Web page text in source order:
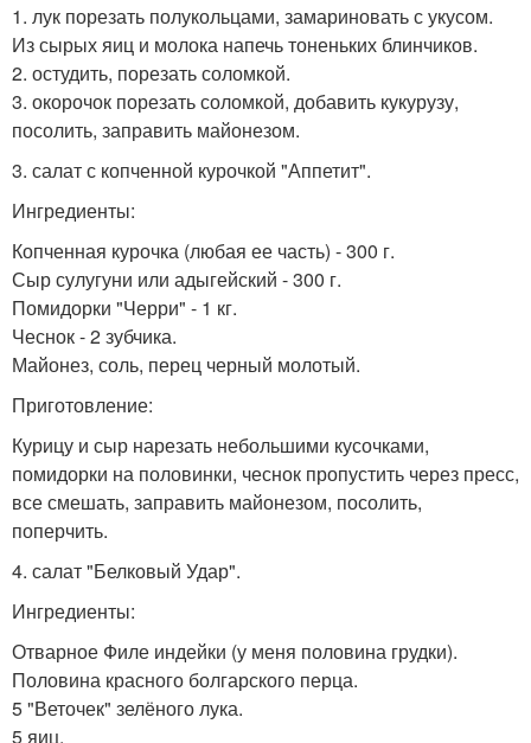
1. лук порезать полукольцами, замариновать с укусом.
Из сырых яиц и молока напечь тоненьких блинчиков.
2. остудить, порезать соломкой.
3. окорочок порезать соломкой, добавить кукурузу,
посолить, заправить майонезом.
3. салат с копченной курочкой "Аппетит".
Ингредиенты:
Копченная курочка (любая ее часть) - 300 г.
Сыр сулугуни или адыгейский - 300 г.
Помидорки "Черри" - 1 кг.
Чеснок - 2 зубчика.
Майонез, соль, перец черный молотый.
Приготовление:
Курицу и сыр нарезать небольшими кусочками,
помидорки на половинки, чеснок пропустить через пресс,
все смешать, заправить майонезом, посолить,
поперчить.
4. салат "Белковый Удар".
Ингредиенты:
Отварное Филе индейки (у меня половина грудки).
Половина красного болгарского перца.
5 "Веточек" зелёного лука.
5 яиц.